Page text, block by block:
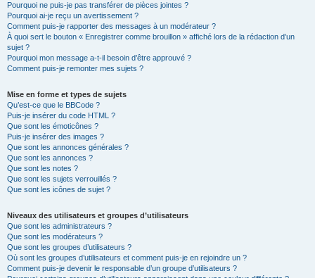
Pourquoi ne puis-je pas transférer de pièces jointes ?
Pourquoi ai-je reçu un avertissement ?
Comment puis-je rapporter des messages à un modérateur ?
À quoi sert le bouton « Enregistrer comme brouillon » affiché lors de la rédaction d’un
sujet ?
Pourquoi mon message a-t-il besoin d’être approuvé ?
Comment puis-je remonter mes sujets ?
Mise en forme et types de sujets
Qu’est-ce que le BBCode ?
Puis-je insérer du code HTML ?
Que sont les émoticônes ?
Puis-je insérer des images ?
Que sont les annonces générales ?
Que sont les annonces ?
Que sont les notes ?
Que sont les sujets verrouillés ?
Que sont les icônes de sujet ?
Niveaux des utilisateurs et groupes d’utilisateurs
Que sont les administrateurs ?
Que sont les modérateurs ?
Que sont les groupes d’utilisateurs ?
Où sont les groupes d’utilisateurs et comment puis-je en rejoindre un ?
Comment puis-je devenir le responsable d’un groupe d’utilisateurs ?